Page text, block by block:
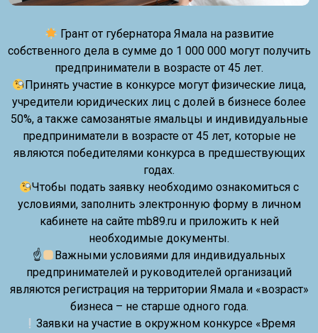
Грант от губернатора Ямала на развитие
собственного дела в сумме до 1 000 000 могут получить
предприниматели в возрасте от 45 лет.
Принять участие в конкурсе могут физические лица,
учредители юридических лиц с долей в бизнесе более
50%, а также самозанятые ямальцы и индивидуальные
предприниматели в возрасте от 45 лет, которые не
являются победителями конкурса в предшествующих
годах.
Чтобы подать заявку необходимо ознакомиться с
условиями, заполнить электронную форму в личном
кабинете на сайте mb89.ru и приложить к ней
необходимые документы.
☝
Важными условиями для индивидуальных
предпринимателей и руководителей организаций
являются регистрация на территории Ямала и «возраст»
бизнеса – не старше одного года.
Заявки на участие в окружном конкурсе «Время